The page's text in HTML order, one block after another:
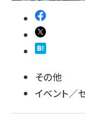
その他
イベント／